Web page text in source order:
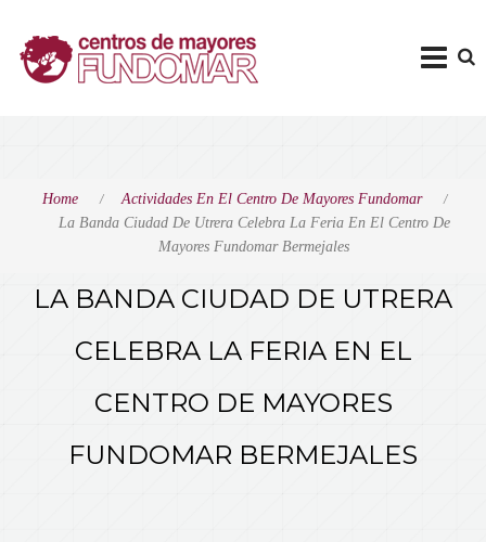
Home
Actividades En El Centro De Mayores Fundomar
La Banda Ciudad De Utrera Celebra La Feria En El Centro De
Mayores Fundomar Bermejales
LA BANDA CIUDAD DE UTRERA
CELEBRA LA FERIA EN EL
CENTRO DE MAYORES
FUNDOMAR BERMEJALES